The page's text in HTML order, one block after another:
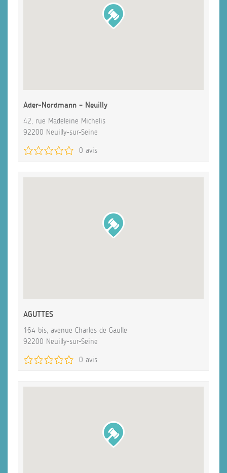
Ader-Nordmann – Neuilly
42, rue Madeleine Michelis
92200 Neuilly-sur-Seine
0 avis
AGUTTES
164 bis, avenue Charles de Gaulle
92200 Neuilly-sur-Seine
0 avis